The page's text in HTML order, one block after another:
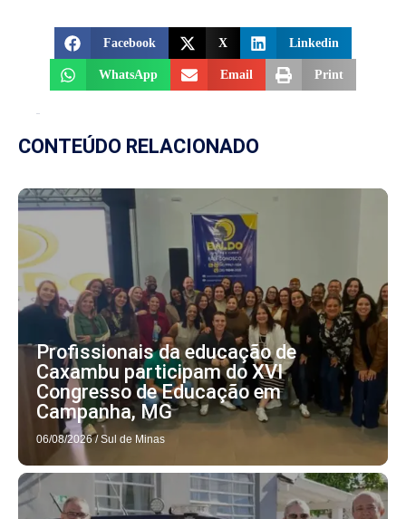
Facebook X Linkedin
WhatsApp Email Print
CONTEÚDO RELACIONADO
Profissionais da educação de
Caxambu participam do XVI
Congresso de Educação em
Campanha, MG
06/08/2026 / Sul de Minas